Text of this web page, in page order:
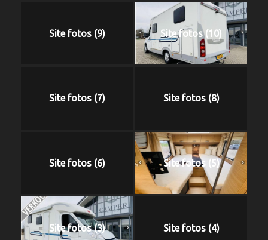
Site fotos (9) Site fotos (10)
Site fotos (7) Site fotos (8)
Site fotos (6) Site fotos (5)
Site fotos (3) Site fotos (4)